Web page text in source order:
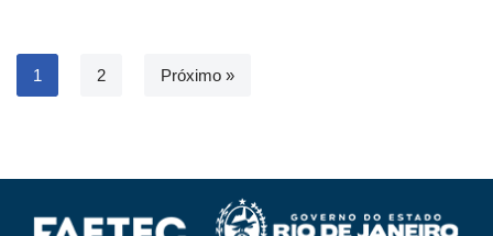
1 2 Próximo »